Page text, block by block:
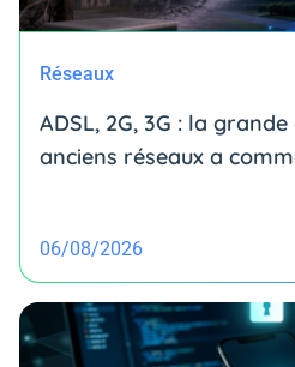
Réseaux
ADSL, 2G, 3G : la
anciens réseaux a
06/08/2026